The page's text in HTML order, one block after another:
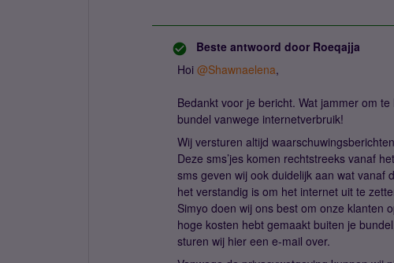
Beste antwoord door Roeqajja
Hoi @Shawnaelena,
Bedankt voor je bericht. Wat jammer om
bundel vanwege internetverbruik!
Wij versturen altijd
Deze sms’jes komen rechtstreeks vanaf
sms geven wij ook duidelijk aan wat
het verstandig is om het internet uit te
Simyo doen wij ons best om onze klanten
hoge kosten hebt gemaakt buiten je
sturen wij hier een e-mail over.